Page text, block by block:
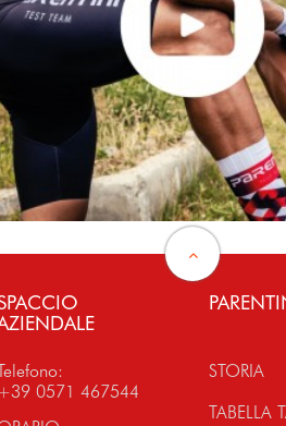
+39 0571 467544
STORIA
TABELLA